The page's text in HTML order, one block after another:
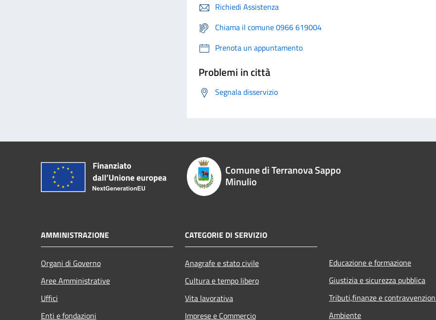
Richiedi Assistenza
Chiama il comune 0966 619004
Prenota un appuntamento
Problemi in città
Segnala disservizio
Comune di Terranova Sappo
Minulio
AMMINISTRAZIONE
Organi di Governo
Aree Amministrative
Uffici
Enti e fondazioni
CATEGORIE DI SERVIZIO
Anagrafe e stato civile
Cultura e tempo libero
Vita lavorativa
Imprese e Commercio
Educazione e formazione
Giustizia e sicurezza pubblica
Tributi,finanze e
Ambiente